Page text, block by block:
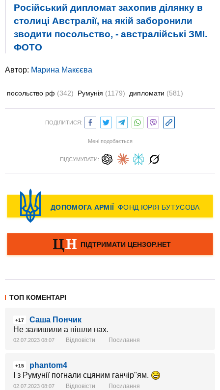
Російський дипломат захопив ділянку в
столиці Австралії, на якій заборонили
зводити посольство, - австралійські ЗМІ.
ФОТО
Автор: Марина Макєєва
посольство рф (342) Румунія (1179) дипломати (581)
ПОДІЛИТИСЯ:
Мені подобається
ПІДСУМУВАТИ:
ТОП КОМЕНТАРІ
+17
Саша Пончик
Не залишили а пішли нах.
02.07.2023 08:07 Відповісти Посилання
+15
phantom4
І з Румунії погнали сцяним ганчір"ям.
02.07.2023 08:07 Відповісти Посилання